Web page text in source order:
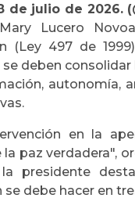
de julio de 2026.
Lucero
(Ley 497 de
deben
autonomía,
en la
paz verdadera",
la presidente
se debe hacer en